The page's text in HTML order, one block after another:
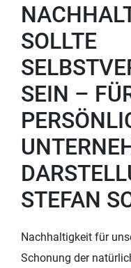
SOLLTE
SEIN –
STEFAN
Nachhaltigkeit für
Schonung der